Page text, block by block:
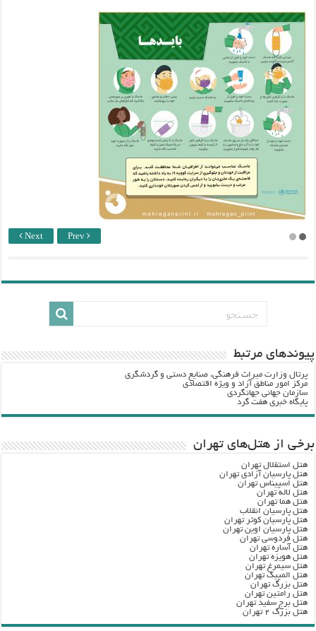
Next Prev
پيوندهاي مرتبط
پرتال وزارت ميراث فرهنگي، صنایع دستی و گردشگري
مرکز امور مناطق آزاد و ویژه اقتصادی
سازمان جهانی جهانگردی
پایگاه خبری هفت گرد
برخی از هتل‌های تهران
هتل استقلال تهران
هتل پارسیان آزادی تهران
هتل اسپیناس تهران
هتل لاله تهران
هتل هما تهران
هتل پارسیان انقلاب
هتل پارسیان کوثر تهران
هتل پارسیان اوین تهران
هتل فردوسی تهران
هتل آساره تهران
هتل هویزه تهران
هتل سیمرغ تهران
هتل المپیک تهران
هتل بزرگ تهران
هتل رامتین تهران
هتل برج سفید تهران
هتل بزرگ ۲ تهران